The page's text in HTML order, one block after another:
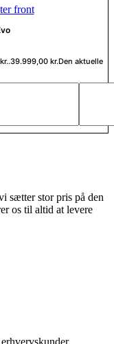
39.999,00 kr.Den aktuelle
sætter stor pris på den
os til altid at levere